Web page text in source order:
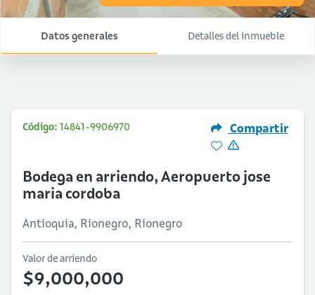
Datos generales Detalles del inmueble
Código: 14841-9906970 Compartir
Bodega en arriendo, Aeropuerto jose
maria cordoba
Antioquia, Rionegro, Rionegro
Valor de arriendo
$9,000,000